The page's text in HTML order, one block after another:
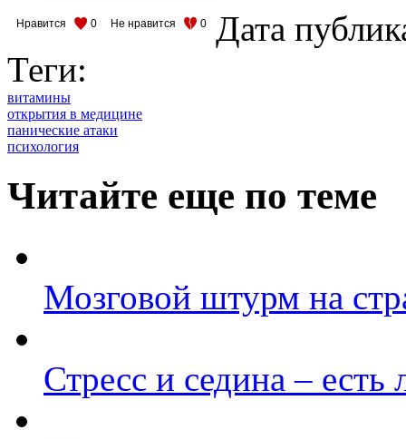
Нравится 0 Не нравится 0
Дата
Теги:
витамины
открытия в медицине
панические атаки
психология
Читайте еще по теме
Мозговой штурм на
Стресс и седина – есть